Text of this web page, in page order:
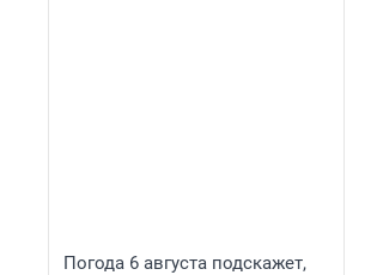
Погода 6 августа подскажет,